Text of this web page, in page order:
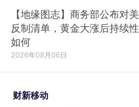
【地缘图志】商务部公布对美
反制清单，黄金大涨后持续性
如何
2026年08月06日
财新移动